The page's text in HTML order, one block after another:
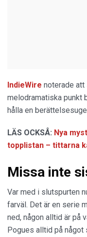
IndieWire noterade att
melodramatiska punkt
hålla en
LÄS OCKSÅ: Nya
topplistan – tittarna
Missa inte
Var med i slutspurten
farväl. Det är en serie
ned, någon alltid är på
Pogues alltid på något